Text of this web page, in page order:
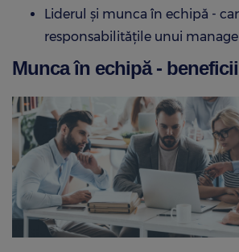
Liderul și munca în echipă -
responsabilitățile unui
Munca în echipă -